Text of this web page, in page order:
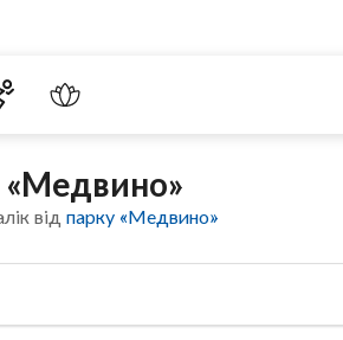
«Медвино»
відпарку «Медвино»